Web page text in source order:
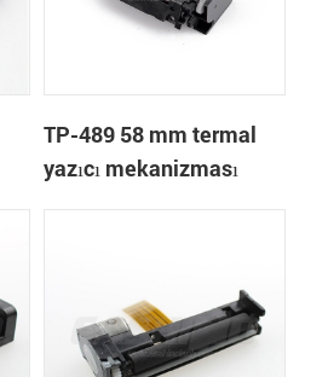
TP-489 58 mm termal
yazıcı mekanizması